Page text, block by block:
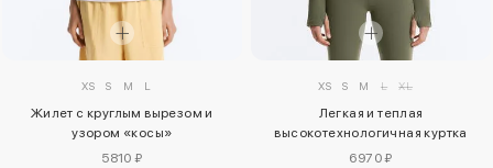
XS S M L
Жилет с круглым вырезом и
узором «косы»
5810 ₽
XS S M L XL
Легкая и теплая
высокотехнологичная куртка
6970 ₽